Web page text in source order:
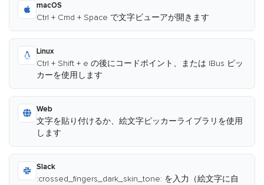
macOS
Ctrl + Cmd + Space で文字ビューアが開きます
Linux
Ctrl + Shift + e の後にコードポイント、または IBus ピッ
カーを使用します
Web
文字を貼り付けるか、絵文字ピッカーライブラリを使用
します
Slack
:crossed_fingers_dark_skin_tone: を入力（絵文字に自